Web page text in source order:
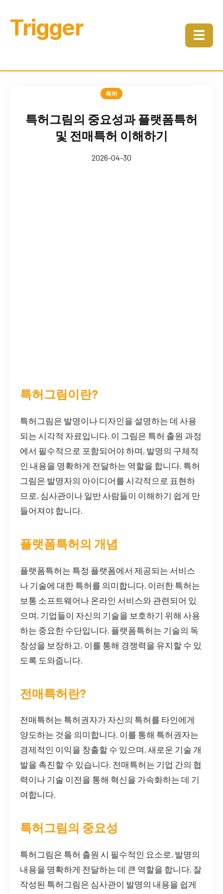
Trigger ☰
특허
특허그림의 중요성과 플랫폼특허
및 전매특허 이해하기
2026-04-30
특허그림이란?
특허그림은 발명이나 디자인을 설명하는 데 사용
되는 시각적 자료입니다. 이 그림은 특허 출원 과정
에서 필수적으로 포함되어야 하며, 발명의 구체적
인 내용을 명확하게 전달하는 역할을 합니다. 특허
그림은 발명자의 아이디어를 시각적으로 표현하
므로, 심사관이나 일반 사람들이 이해하기 쉽게 만
들어져야 합니다.
플랫폼특허의 개념
플랫폼특허는 특정 플랫폼에서 제공되는 서비스
나 기술에 대한 특허를 의미합니다. 이러한 특허는
보통 소프트웨어나 온라인 서비스와 관련되어 있
으며, 기업들이 자신의 기술을 보호하기 위해 사용
하는 중요한 수단입니다. 플랫폼특허는 기술의 독
창성을 보장하고, 이를 통해 경쟁력을 유지할 수 있
도록 도와줍니다.
전매특허란?
전매특허는 특허권자가 자신의 특허를 타인에게
양도하는 것을 의미합니다. 이를 통해 특허권자는
경제적인 이익을 창출할 수 있으며, 새로운 기술 개
발을 촉진할 수 있습니다. 전매특허는 기업 간의 협
력이나 기술 이전을 통해 혁신을 가속화하는 데 기
여합니다.
특허그림의 중요성
특허그림은 특허 출원 시 필수적인 요소로, 발명의
내용을 명확하게 전달하는 데 큰 역할을 합니다. 잘
작성된 특허그림은 심사관이 발명의 내용을 쉽게